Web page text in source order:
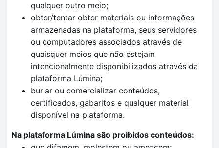
qualquer outro meio;
obter/tentar obter materiais ou informações
armazenadas na plataforma, seus servidores
ou computadores associados através de
quaisquer meios que não estejam
intencionalmente disponibilizados através da
plataforma Lúmina;
burlar ou comercializar conteúdos,
certificados, gabaritos e qualquer material
disponível na plataforma.
Na plataforma Lúmina são proibidos conteúdos: